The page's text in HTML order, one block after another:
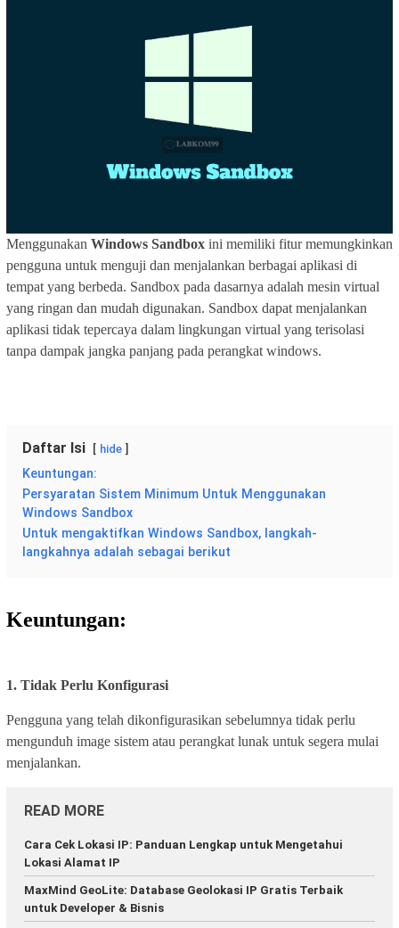
Menggunakan Windows Sandbox ini memiliki fitur memungkinkan
pengguna untuk menguji dan menjalankan berbagai aplikasi di
tempat yang berbeda. Sandbox pada dasarnya adalah mesin virtual
yang ringan dan mudah digunakan. Sandbox dapat menjalankan
aplikasi tidak tepercaya dalam lingkungan virtual yang terisolasi
tanpa dampak jangka panjang pada perangkat windows.
Daftar Isi hide
Keuntungan:
Persyaratan Sistem Minimum Untuk Menggunakan
Windows Sandbox
Untuk mengaktifkan Windows Sandbox, langkah-
langkahnya adalah sebagai berikut
Keuntungan:
1. Tidak Perlu Konfigurasi
Pengguna yang telah dikonfigurasikan sebelumnya tidak perlu
mengunduh image sistem atau perangkat lunak untuk segera mulai
menjalankan.
READ MORE
Cara Cek Lokasi IP: Panduan Lengkap untuk Mengetahui
Lokasi Alamat IP
MaxMind GeoLite: Database Geolokasi IP Gratis Terbaik
untuk Developer & Bisnis